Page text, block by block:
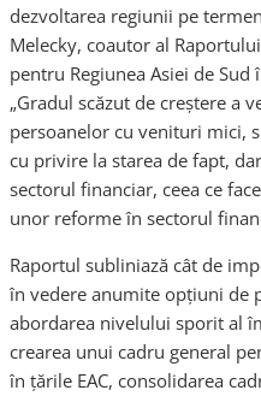
dezvoltarea regiunii pe
Melecky, coautor al
pentru Regiunea Asiei de
„Gradul scăzut de creştere a
persoanelor cu venituri mici,
cu privire la starea de fapt,
sectorul financiar, ceea ce
unor reforme în sectorul
Raportul subliniază cât de
în vedere anumite opţiuni de
abordarea nivelului sporit al
crearea unui cadru general
în ţările EAC, consolidarea